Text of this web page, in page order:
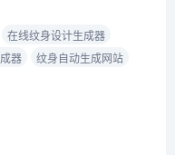
在线纹身设计生成器
器 纹身自动生成网站